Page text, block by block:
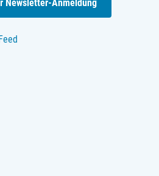
Newsletter-Anmeldung